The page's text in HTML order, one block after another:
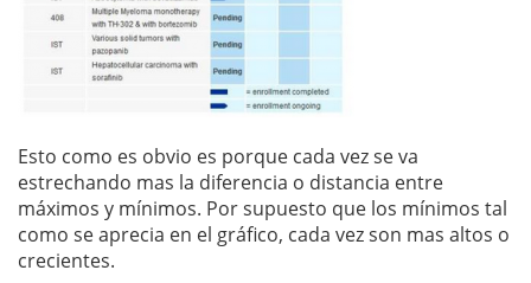
Esto como es obvio es porque cada vez se va
estrechando mas la diferencia o distancia entre
máximos y mínimos. Por supuesto que los mínimos tal
como se aprecia en el gráfico, cada vez son mas altos o
crecientes.